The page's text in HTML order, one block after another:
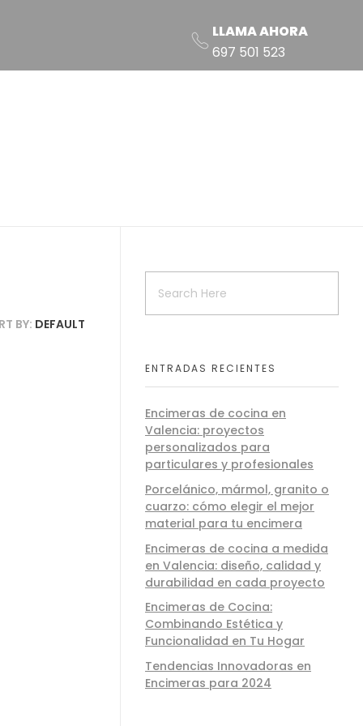
LLAMA AHORA
697 501 523
BY: DEFAULT
ENTRADAS RECIENTES
Encimeras de cocina en
Valencia: proyectos
personalizados para
particulares y profesionales
Porcelánico, mármol, granito o
cuarzo: cómo elegir el mejor
material para tu encimera
Encimeras de cocina a medida
en Valencia: diseño, calidad y
durabilidad en cada proyecto
Encimeras de Cocina:
Combinando Estética y
Funcionalidad en Tu Hogar
Tendencias Innovadoras en
Encimeras para 2024